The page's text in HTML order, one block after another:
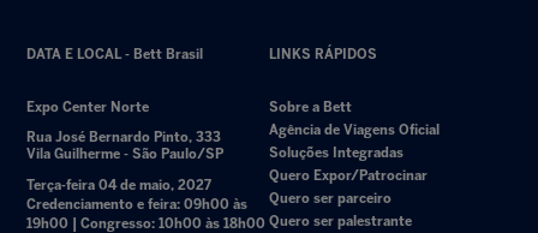
DATA E LOCAL - Bett Brasil
Expo Center Norte
Rua José Bernardo Pinto, 333
Vila Guilherme - São Paulo/SP
Terça-feira 04 de maio, 2027
Credenciamento e feira: 09h00 às
19h00 | Congresso: 10h00 às 18h00
LINKS RÁPIDOS
Sobre a Bett
Agência de Viagens Oficial
Soluções Integradas
Quero Expor/Patrocinar
Quero ser parceiro
Quero ser palestrante